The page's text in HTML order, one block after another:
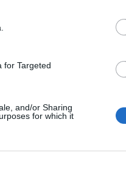
for Targeted
and/or Sharing
for which it
,Grecia
si inserisce
anche
più rigorosi
europeo